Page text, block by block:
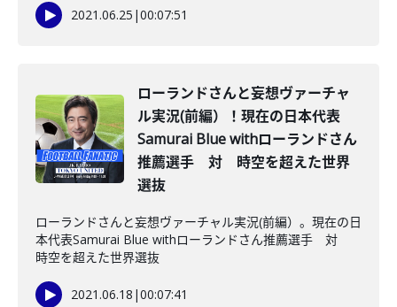
2021.06.25 |00:07:51
ローランドさんと妄想ヴァーチャ
ル実況(前編）！現在の日本代表
Samurai Blue withローランドさん
推薦選手 対 時空を超えた世界
選抜
ローランドさんと妄想ヴァーチャル実況(前編）。現在の日
本代表Samurai Blue withローランドさん推薦選手 対
時空を超えた世界選抜
2021.06.18 |00:07:41